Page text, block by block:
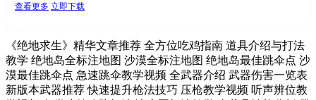
查看更多 立即下载
《绝地求生》精华文章推荐 全方位吃鸡指南 道具介绍与打法
教学 绝地岛全标注地图 沙漠全标注地图 绝地岛最佳跳伞点 沙
漠最佳跳伞点 急速跳伞教学视频 全武器介绍 武器伤害一览表
新版本武器推荐 快速提升枪法技巧 压枪教学视频 听声辨位教